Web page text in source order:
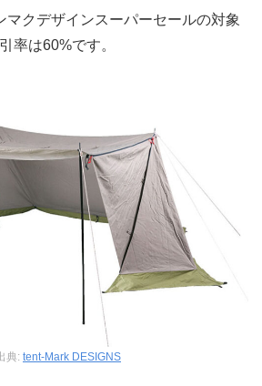
クデザインスーパーセールの対象
率は60%です。
典: tent-Mark DESIGNS